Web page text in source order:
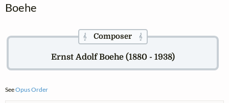
Boehe
𝄞Composer 𝄞
Ernst Adolf Boehe (1880 - 1938)
SeeOpus Order